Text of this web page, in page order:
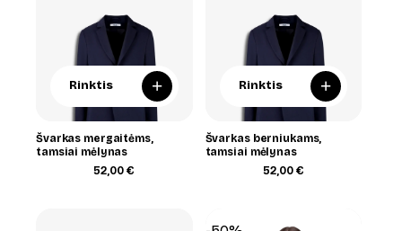
Rinktis +
Švarkas mergaitėms,
tamsiai mėlynas
52,00€
Rinktis +
Švarkas berniukams,
tamsiai mėlynas
52,00 €